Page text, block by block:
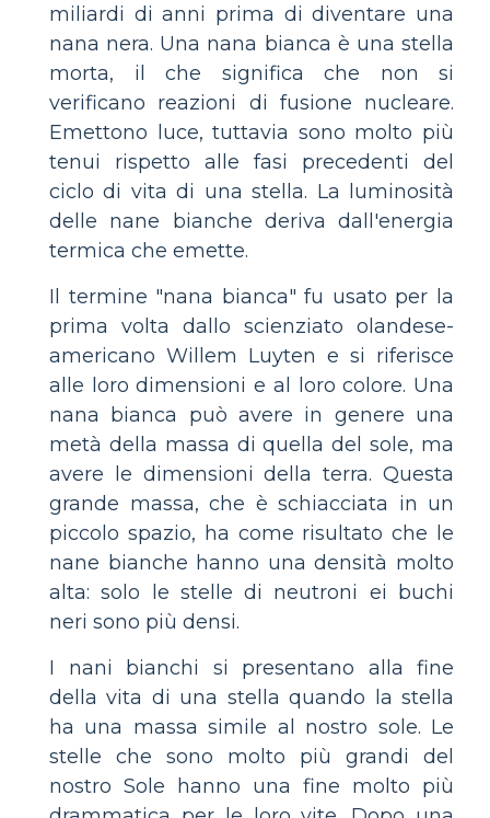
miliardi di anni prima di diventare una
nana nera. Una nana bianca è una stella
morta, il che significa che non si
verificano reazioni di fusione nucleare.
Emettono luce, tuttavia sono molto più
tenui rispetto alle fasi precedenti del
ciclo di vita di una stella. La luminosità
delle nane bianche deriva dall'energia
termica che emette.
Il termine "nana bianca" fu usato per la
prima volta dallo scienziato olandese-
americano Willem Luyten e si riferisce
alle loro dimensioni e al loro colore. Una
nana bianca può avere in genere una
metà della massa di quella del sole, ma
avere le dimensioni della terra. Questa
grande massa, che è schiacciata in un
piccolo spazio, ha come risultato che le
nane bianche hanno una densità molto
alta: solo le stelle di neutroni ei buchi
neri sono più densi.
I nani bianchi si presentano alla fine
della vita di una stella quando la stella
ha una massa simile al nostro sole. Le
stelle che sono molto più grandi del
nostro Sole hanno una fine molto più